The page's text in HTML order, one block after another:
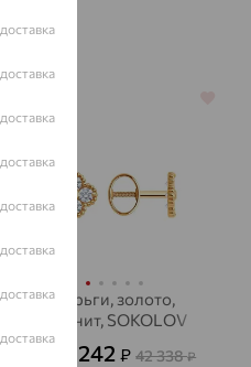
Серьги, золото,
фианит, SOKOLOV
15 242₽ 42 338₽
доставка
доставка
доставка
доставка
доставка
доставка
доставка
доставка